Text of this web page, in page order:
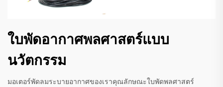
ใบพัดอากาศพลศาสตร์แบบ
นวัตกรรม
มอเตอร์พัดลมระบายอากาศของเราคุณลักษณะใบพัดพลศาสตร์